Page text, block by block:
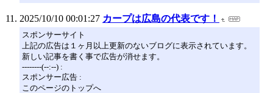
2025/10/10 00:01:27 カープは広島の代表です！
スポンサーサイト
上記の広告は１ヶ月以上更新のないブログに表示されています。
新しい記事を書く事で広告が消せます。
--------(--:--) :
スポンサー広告 :
このページのトップへ